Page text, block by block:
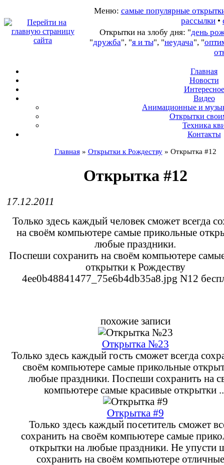
Меню: самые популярные
рассылки •
Открытки на злобу дня: "день
"дружба", "я и ты", "неудача", "
Главная
Новости
Интересное
Видео
Анимационные и
Открытки
Техника
Контакты
Главная» Открытки к Рождеству» Открытка #12
Открытка #12
17.12.2011
Только здесь каждый человек сможет всегда
на своём компьютере самые прикольные
любые праздники.
Поспеши сохранить на своём компьютере
открытки к Рождеству
4ee0b48841477_75e6b4db35a8.jpg N12
похожие записи
Открытка №23
Только здесь каждый гость сможет всегда
своём компьютере самые прикольные
любые праздники. Поспеши сохранить на
компьютере самые красивые открытки
Открытка #9
Только здесь каждый посетитель сможет
сохранить на своём компьютере самые
открытки на любые праздники. Не упусти
сохранить на своём компьютере